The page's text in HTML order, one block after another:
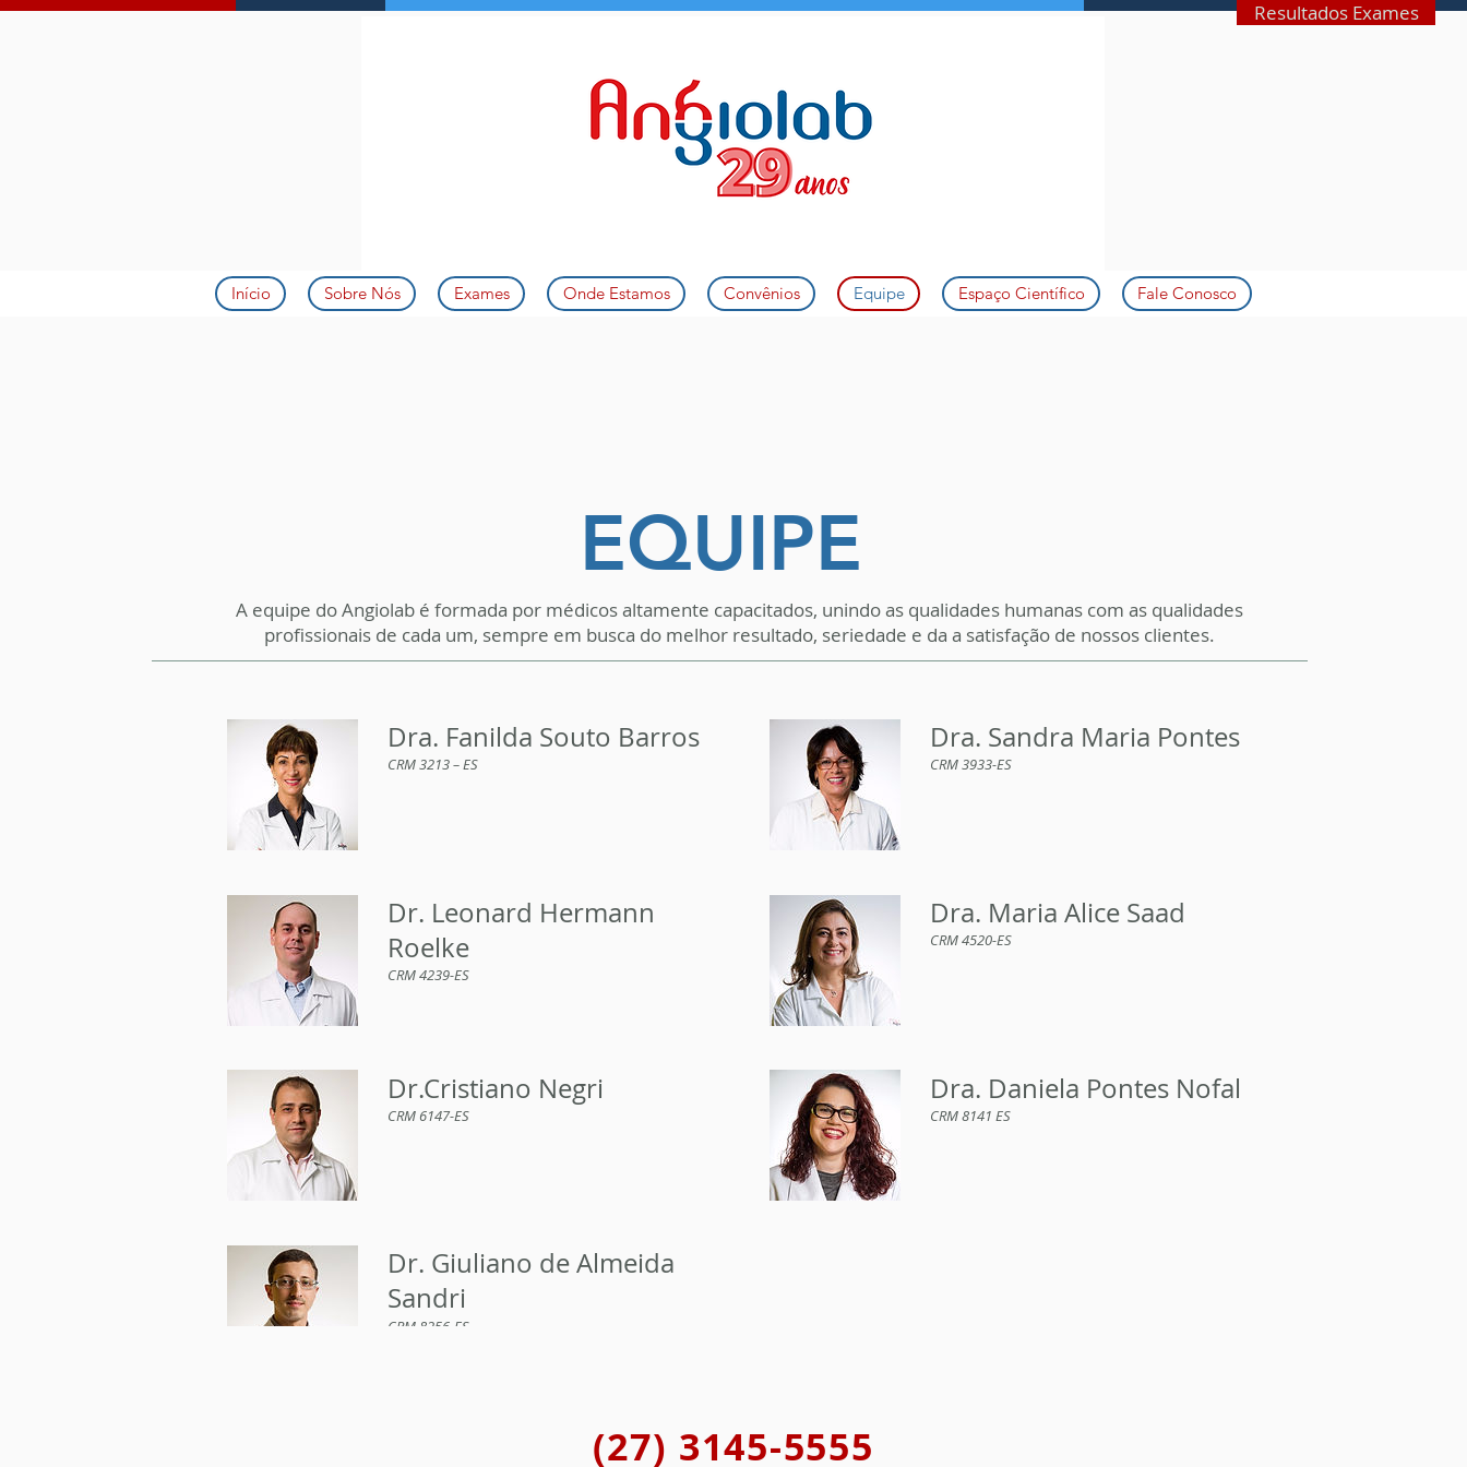
Resultados Exames
Início Sobre Nós Exames Onde Estamos Convênios Equipe Espaço Científico Fale Conosco
EQUIPE
A equipe do Angiolab é formada por médicos altamente capacitados, unindo as qualidades humanas com as qualidades
profissionais de cada um, sempre em busca do melhor resultado, seriedade e da a satisfação de nossos clientes.
Dra. Fanilda Souto Barros
CRM 3213 – ES
Dr. Leonard Hermann
Roelke
CRM 4239-ES
Dr.Cristiano Negri
CRM 6147-ES
Dr. Giuliano de Almeida
Sandri
CRM 8256-ES
Dra. Sandra Maria Pontes
CRM 3933-ES
Dra. Maria Alice Saad
CRM 4520-ES
Dra. Daniela Pontes Nofal
CRM 8141 ES
(27) 3145-5555